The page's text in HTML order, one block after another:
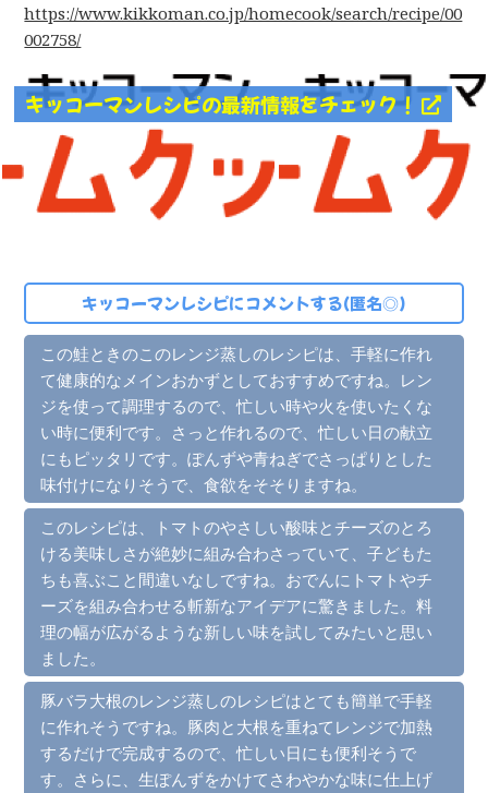
https://www.kikkoman.co.jp/homecook/search/recipe/00
002758/
キッコーマンレシピの最新情報をチェック！
キッコーマンレシピにコメントする(匿名◎)
この鮭ときのこのレンジ蒸しのレシピは、手軽に作れ
て健康的なメインおかずとしておすすめですね。レン
ジを使って調理するので、忙しい時や火を使いたくな
い時に便利です。さっと作れるので、忙しい日の献立
にもピッタリです。ぽんずや青ねぎでさっぱりとした
味付けになりそうで、食欲をそそりますね。
このレシピは、トマトのやさしい酸味とチーズのとろ
ける美味しさが絶妙に組み合わさっていて、子どもた
ちも喜ぶこと間違いなしですね。おでんにトマトやチ
ーズを組み合わせる斬新なアイデアに驚きました。料
理の幅が広がるような新しい味を試してみたいと思い
ました。
豚バラ大根のレンジ蒸しのレシピはとても簡単で手軽
に作れそうですね。豚肉と大根を重ねてレンジで加熱
するだけで完成するので、忙しい日にも便利そうで
す。さらに、生ぽんずをかけてさわやかな味に仕上げ